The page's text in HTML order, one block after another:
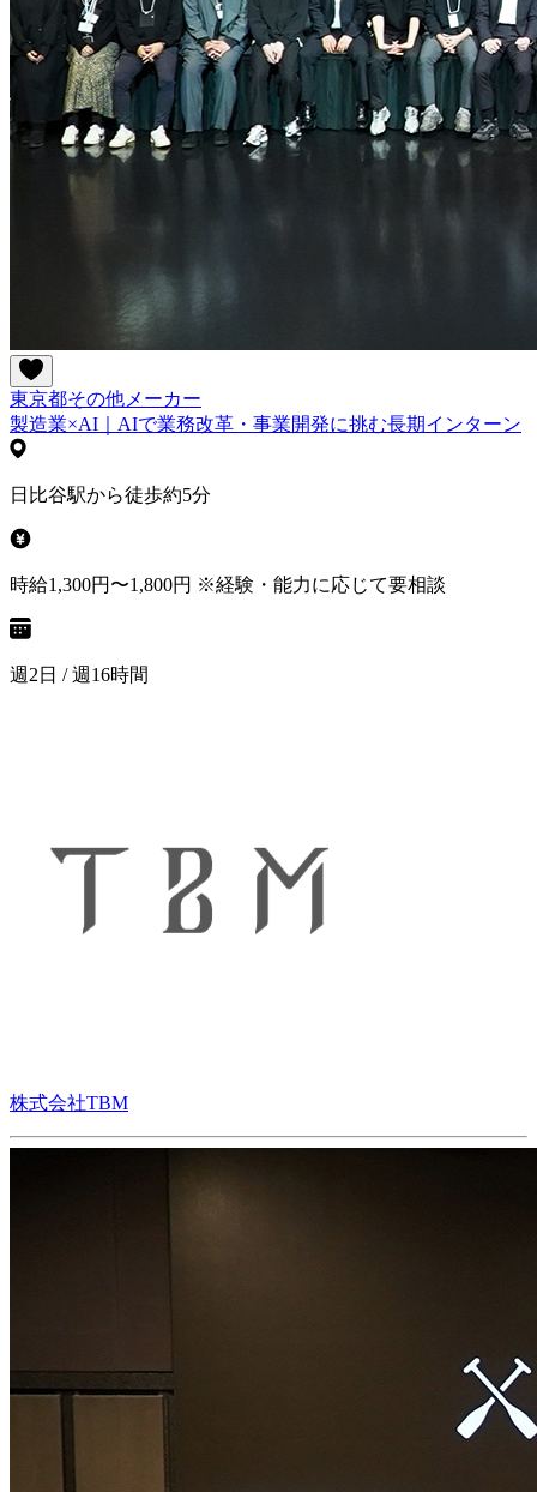
東京都その他 メーカー
製造業×AI｜AIで業務改革・事業開発に挑む長期インターン
日比谷駅から徒歩約5分
時給1,300円〜1,800円 ※経験・能力に応じて要相談
週2日 / 週16時間
株式会社TBM